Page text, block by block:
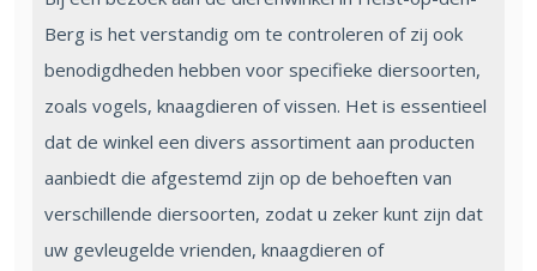
Berg is het verstandig om te controleren of zij ook
benodigdheden hebben voor specifieke diersoorten,
zoals vogels, knaagdieren of vissen. Het is essentieel
dat de winkel een divers assortiment aan producten
aanbiedt die afgestemd zijn op de behoeften van
verschillende diersoorten, zodat u zeker kunt zijn dat
uw gevleugelde vrienden, knaagdieren of